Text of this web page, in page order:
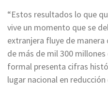
“Estos resultados lo que
vive un momento que se
extranjera fluye de
de más de mil 300
formal presenta cifras
lugar nacional en